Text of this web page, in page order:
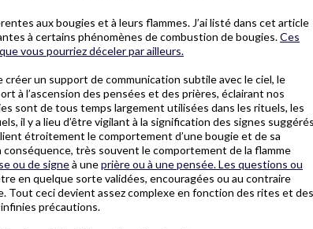
aux bougies et à leurs flammes. J’ai listé dans cet article
à certains phénomènes de combustion de bougies.Ces
vous pourriez déceler par ailleurs.
un support de communication subtile avec le ciel, le
à l’ascension des pensées et des prières, éclairant nos
sont de tous temps largement utilisées dans les rituels, les
il y a lieu d’être vigilant à la signification des signes suggérés
étroitement le comportement d’une bougie et de sa
très souvent le comportement de la flamme
ou de signeà uneprière ou à une pensée. Les questions ou
en quelque sorte validées, encouragées ou au contraire
Tout ceci devient assez complexe en fonction des rites et des
précautions.